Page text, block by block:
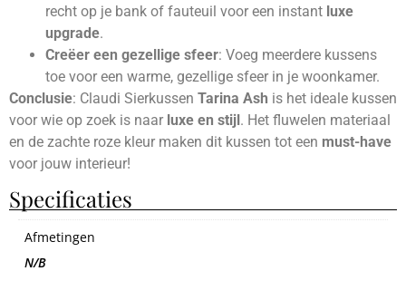
recht op je bank of fauteuil voor een instant luxe
upgrade.
Creëer een gezellige sfeer: Voeg meerdere kussens
toe voor een warme, gezellige sfeer in je woonkamer.
Conclusie: Claudi Sierkussen Tarina Ash is het ideale kussen
voor wie op zoek is naar luxe en stijl. Het fluwelen materiaal
en de zachte roze kleur maken dit kussen tot een must-have
voor jouw interieur!
Specificaties
Afmetingen
N/B